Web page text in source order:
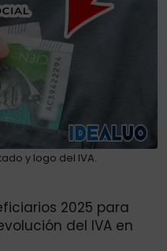
y logo del IVA.
2025 para
del IVA en